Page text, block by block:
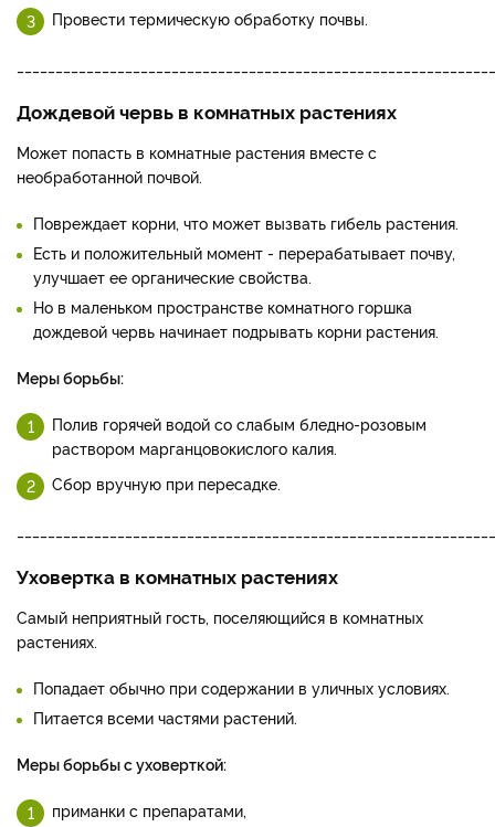
Провести термическую обработку почвы.
Дождевой червь в комнатных растениях
Может попасть в комнатные растения вместе с
необработанной почвой.
Повреждает корни, что может вызвать гибель растения.
Есть и положительный момент - перерабатывает почву,
улучшает ее органические свойства.
Но в маленьком пространстве комнатного горшка
дождевой червь начинает подрывать корни растения.
Меры борьбы:
Полив горячей водой со слабым бледно-розовым
раствором марганцовокислого калия.
Сбор вручную при пересадке.
Уховертка в комнатных растениях
Самый неприятный гость, поселяющийся в комнатных
растениях.
Попадает обычно при содержании в уличных условиях.
Питается всеми частями растений.
Меры борьбы с уховерткой:
приманки с препаратами,